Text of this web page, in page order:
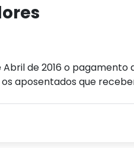
de 2016 o pagamento
aposentados que